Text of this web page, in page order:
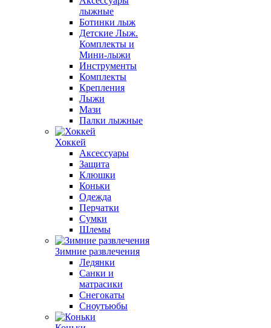
лыжные
Ботинки лыж
Детские Лыж.
Комплекты и
Мини-лыжи
Инструменты
Комплекты
Крепления
Лыжи
Мази
Палки лыжные
Хоккей
Аксессуары
Защита
Клюшки
Коньки
Одежда
Перчатки
Сумки
Шлемы
Зимние развлечения
Ледянки
Санки и
матрасики
Снегокаты
Сноутьюбы